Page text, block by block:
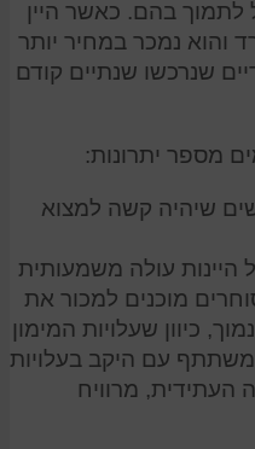
לתמוך בהם. כאשר היין
והוא נמכר במחיר יותר
שנרכשו שנתיים קודם
מספר יתרונות:
שיהיה קשה למצוא
עולה משמעותית
מוכנים למכור את
כיוון שעלויות המימון
עם היקב בעלויות
העתידית, מרוויח